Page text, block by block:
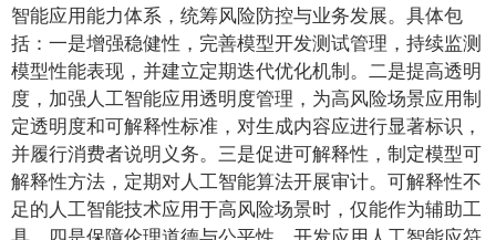
智能应用能力体系，统筹风险防控与业务发展。具体包
括：一是增强稳健性，完善模型开发测试管理，持续监测
模型性能表现，并建立定期迭代优化机制。二是提高透明
度，加强人工智能应用透明度管理，为高风险场景应用制
定透明度和可解释性标准，对生成内容应进行显著标识，
并履行消费者说明义务。三是促进可解释性，制定模型可
解释性方法，定期对人工智能算法开展审计。可解释性不
足的人工智能技术应用于高风险场景时，仅能作为辅助工